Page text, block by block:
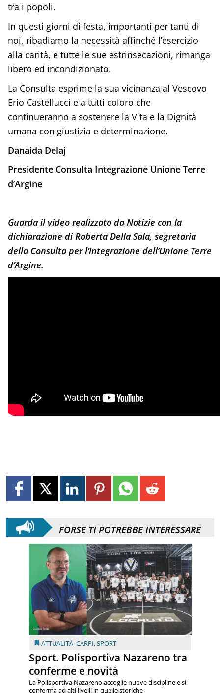
tra i popoli.
In questi giorni di festa, importanti per tanti di
noi, ribadiamo la necessità affinché l’esercizio
alla carità, e tutte le sue estrinsecazioni, rimanga
libero ed incondizionato.
La Consulta esprime la sua vicinanza al Vescovo
Erio Castellucci e a tutti coloro che
continueranno a sostenere la Vita e la Dignità
umana con giustizia e determinazione.
Danaida Delaj
Presidente Consulta Integrazione Unione Terre
d’Argine
Guarda il video realizzato da Notizie con la
dichiarazione di Roberta Della Sala, segretaria
della Consulta per l’integrazione dell’Unione Terre
d’Argine.
FORSE TI POTREBBE INTERESSARE
ATTUALITÀ,CARPI,SPORT
Sport. Polisportiva Nazareno tra
conferme e novità
La Polisportiva Nazareno accoglie nuove discipline e si
conferma ad alti livelli in quelle storiche